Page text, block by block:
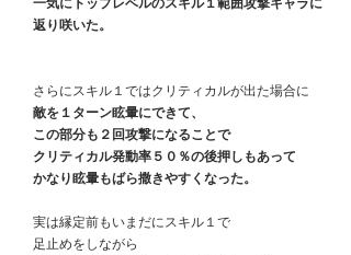
一気にトップレベルのスキル１範囲攻撃キャラに
返り咲いた。
さらにスキル１ではクリティカルが出た場合に
敵を１ターン眩暈にできて、
この部分も２回攻撃になることで
クリティカル発動率５０％の後押しもあって
かなり眩暈もばら撒きやすくなった。
実は縁定前もいまだにスキル１で
足止めをしながら